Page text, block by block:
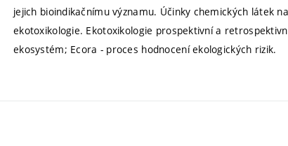
jejich bioindikačnímu významu. Účinky chemických látek
ekotoxikologie. Ekotoxikologie prospektivní a
ekosystém; Ecora - proces hodnocení ekologických rizik.